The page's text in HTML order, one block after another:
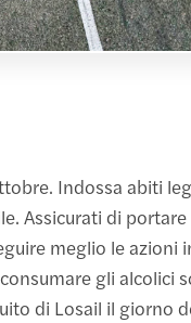
Indossa abiti
Assicurati di
meglio le azioni
gli alcolici
di Losail il giorno